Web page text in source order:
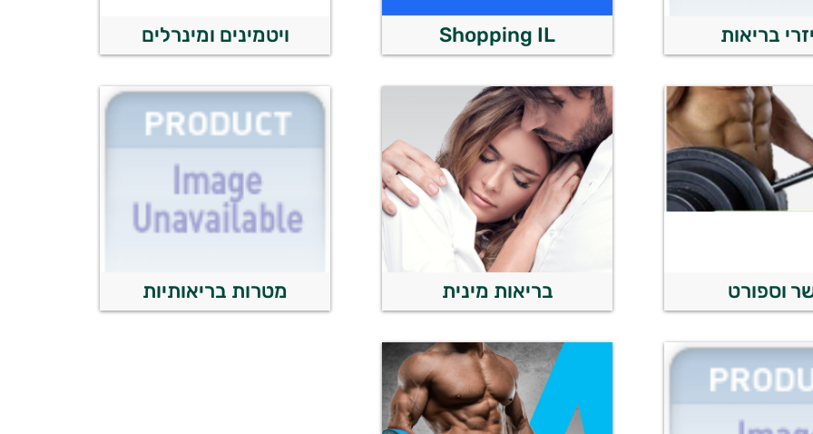
בריאות Shopping IL ויטמינים ומינרלים
וספורט בריאות מינית מטרות בריאותיות